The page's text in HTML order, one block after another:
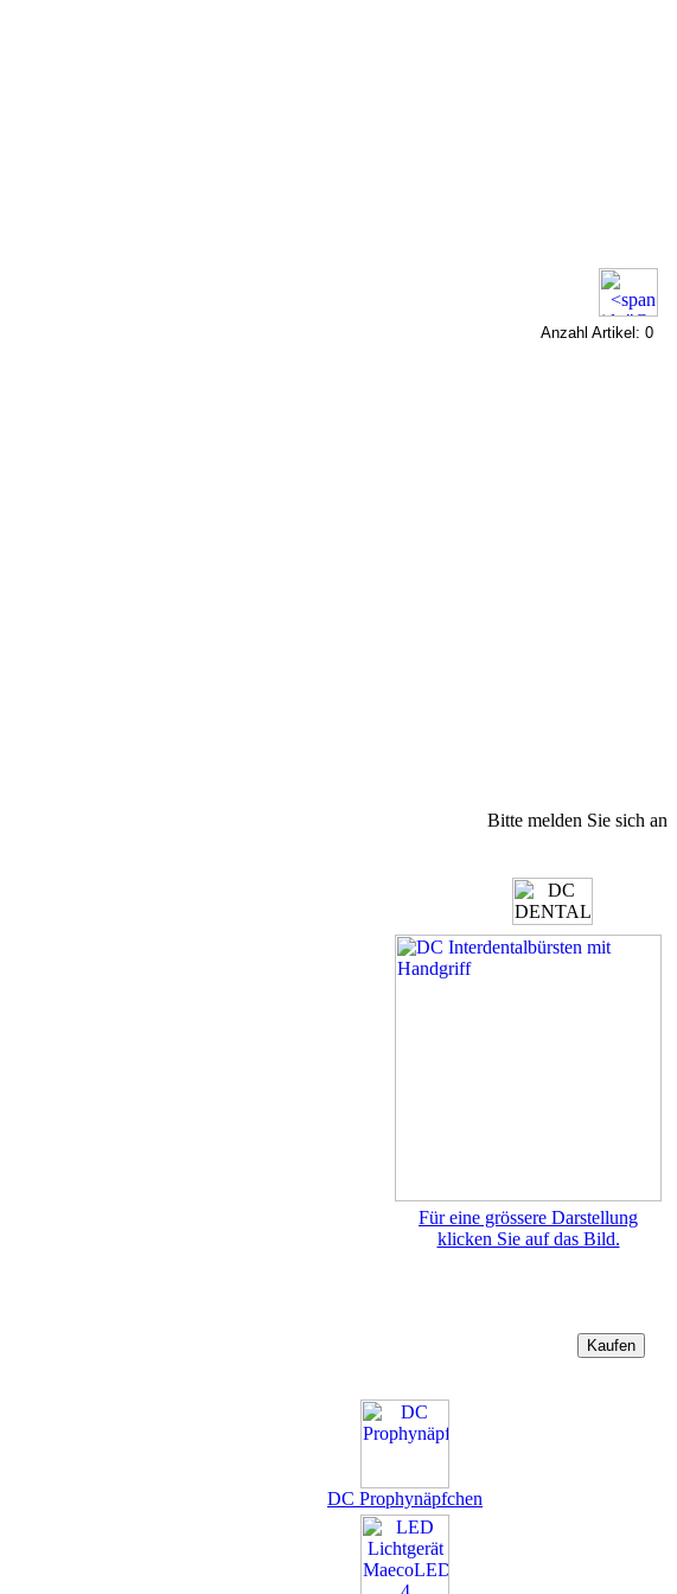
Anzahl Artikel: 0
Bitte melden Sie sich an
Für eine grössere Darstellung
klicken Sie auf das Bild.
DC Prophynäpfchen